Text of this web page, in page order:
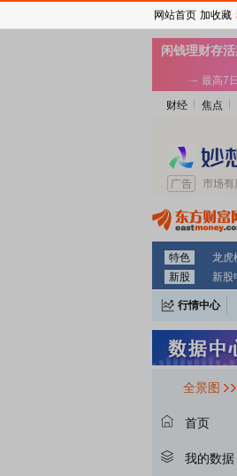
财经 焦点
特色 龙虎
新股
新股
行情中心
全景图
首页
我的数据
网站首页 加收藏